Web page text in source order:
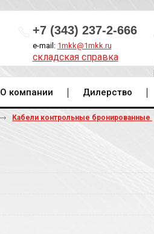
+7 (343) 237-2-666
e-mail: 1mkk@1mkk.ru
складская справка
О компании Дилерство
Кабели контрольные бронированные